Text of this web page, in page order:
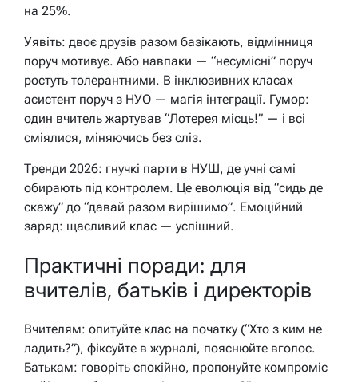
на 25%.
Уявіть: двоє друзів разом базікають, відмінниця
поруч мотивує. Або навпаки — “несумісні” поруч
ростуть толерантними. В інклюзивних класах
асистент поруч з НУО — магія інтеграції. Гумор:
один вчитель жартував “Лотерея місць!” — і всі
сміялися, міняючись без сліз.
Тренди 2026: гнучкі парти в НУШ, де учні самі
обирають під контролем. Це еволюція від “сидь де
скажу” до “давай разом вирішимо”. Емоційний
заряд: щасливий клас — успішний.
Практичні поради: для
вчителів, батьків і директорів
Вчителям: опитуйте клас на початку (“Хто з ким не
ладить?”), фіксуйте в журналі, пояснюйте вголос.
Батькам: говоріть спокійно, пропонуйте компроміс